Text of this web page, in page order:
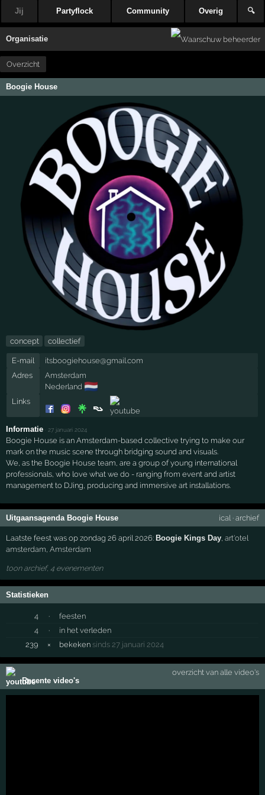
Jij Partyflock Community Overig 🔍
Organisatie
Overzicht
Boogie House
concept collectief
E-mail
itsboogiehouse@gmail.com
Adres
Amsterdam
Nederland 🇳🇱
Links
Informatie 27 januari 2024
Boogie House is an Amsterdam-based collective trying to make our
mark on the music scene through bridging sound and visuals.
We, as the Boogie House team, are a group of young international
professionals, who love what we do - ranging from event and artist
management to DJing, producing and immersive art installations.
Uitgaansagenda Boogie House ical · archief
Laatste feest was op zondag 26 april 2026: Boogie Kings Day,art'otel
amsterdam,Amsterdam
toon archief, 4 evenementen
Statistieken
4 ·
feesten
4
·
in het verleden
239
× bekeken sinds 27 januari 2024
Recente video's
overzicht van alle video's